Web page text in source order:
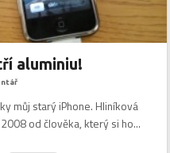
aluminiu!
můj starý iPhone. Hliníková
od člověka, který si ho...